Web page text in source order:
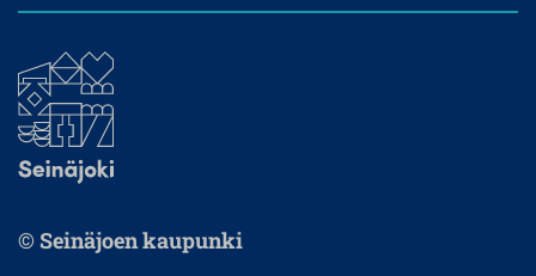
© Seinäjoen kaupunki